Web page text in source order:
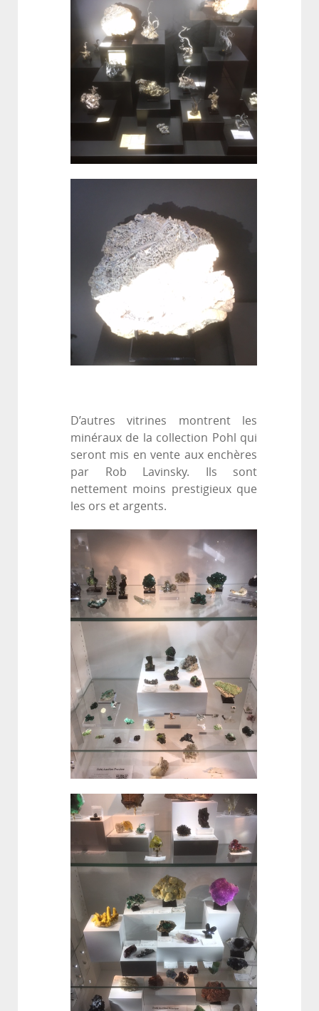
D’autres vitrines montrent les
minéraux de la collection Pohl qui
seront mis en vente aux enchères
par Rob Lavinsky. Ils sont
nettement moins prestigieux que
les ors et argents.